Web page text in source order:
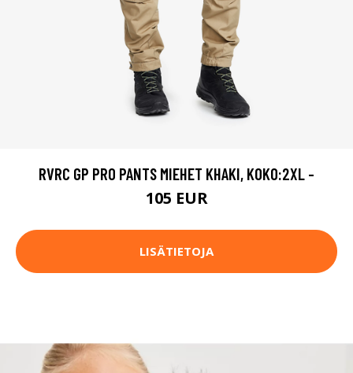
RVRC GP PRO PANTS MIEHET KHAKI, KOKO:2XL -
105 EUR
LISÄTIETOJA